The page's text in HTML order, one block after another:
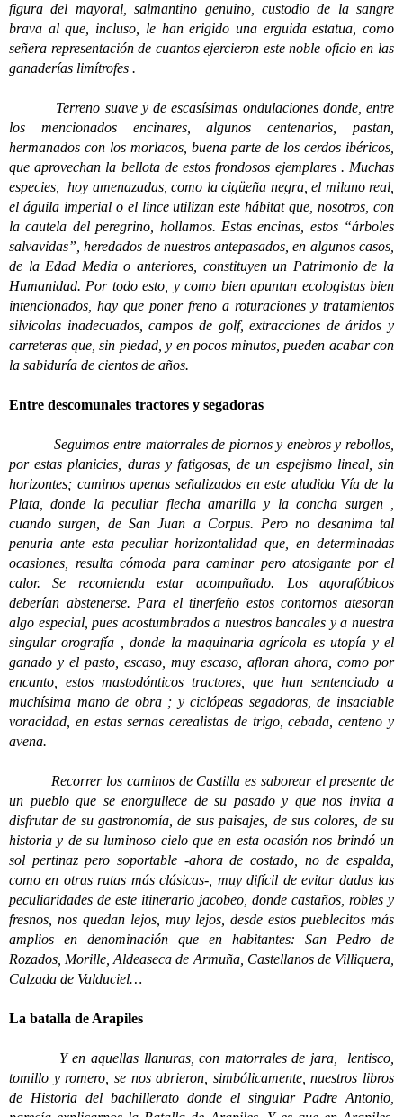
figura del mayoral, salmantino genuino, custodio de la sangre
brava al que, incluso, le han erigido una erguida estatua, como
señera representación de cuantos ejercieron este noble oficio en las
ganaderías limítrofes .
Terreno suave y de escasísimas ondulaciones donde, entre
los mencionados encinares, algunos centenarios, pastan,
hermanados con los morlacos, buena parte de los cerdos ibéricos,
que aprovechan la bellota de estos frondosos ejemplares . Muchas
especies, hoy amenazadas, como la cigüeña negra, el milano real,
el águila imperial o el lince utilizan este hábitat que, nosotros, con
la cautela del peregrino, hollamos. Estas encinas, estos “árboles
salvavidas”, heredados de nuestros antepasados, en algunos casos,
de la Edad Media o anteriores, constituyen un Patrimonio de la
Humanidad. Por todo esto, y como bien apuntan ecologistas bien
intencionados, hay que poner freno a roturaciones y tratamientos
silvícolas inadecuados, campos de golf, extracciones de áridos y
carreteras que, sin piedad, y en pocos minutos, pueden acabar con
la sabiduría de cientos de años.
Entre descomunales tractores y segadoras
Seguimos entre matorrales de piornos y enebros y rebollos,
por estas planicies, duras y fatigosas, de un espejismo lineal, sin
horizontes; caminos apenas señalizados en este aludida Vía de la
Plata, donde la peculiar flecha amarilla y la concha surgen ,
cuando surgen, de San Juan a Corpus. Pero no desanima tal
penuria ante esta peculiar horizontalidad que, en determinadas
ocasiones, resulta cómoda para caminar pero atosigante por el
calor. Se recomienda estar acompañado. Los agorafóbicos
deberían abstenerse. Para el tinerfeño estos contornos atesoran
algo especial, pues acostumbrados a nuestros bancales y a nuestra
singular orografía , donde la maquinaria agrícola es utopía y el
ganado y el pasto, escaso, muy escaso, afloran ahora, como por
encanto, estos mastodónticos tractores, que han sentenciado a
muchísima mano de obra ; y ciclópeas segadoras, de insaciable
voracidad, en estas sernas cerealistas de trigo, cebada, centeno y
avena.
Recorrer los caminos de Castilla es saborear el presente de
un pueblo que se enorgullece de su pasado y que nos invita a
disfrutar de su gastronomía, de sus paisajes, de sus colores, de su
historia y de su luminoso cielo que en esta ocasión nos brindó un
sol pertinaz pero soportable -ahora de costado, no de espalda,
como en otras rutas más clásicas-, muy difícil de evitar dadas las
peculiaridades de este itinerario jacobeo, donde castaños, robles y
fresnos, nos quedan lejos, muy lejos, desde estos pueblecitos más
amplios en denominación que en habitantes: San Pedro de
Rozados, Morille, Aldeaseca de Armuña, Castellanos de Villiquera,
Calzada de Valduciel…
La batalla de Arapiles
Y en aquellas llanuras, con matorrales de jara, lentisco,
tomillo y romero, se nos abrieron, simbólicamente, nuestros libros
de Historia del bachillerato donde el singular Padre Antonio,